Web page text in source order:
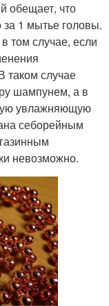
обещает, что
1 мытье головы.
том случае, если
таком случае
шампунем, а в
увлажняющую
себорейным
невозможно.